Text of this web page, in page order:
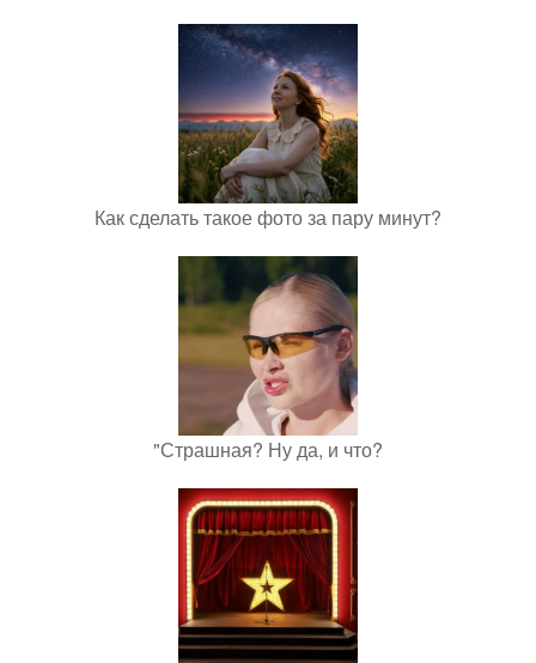
Как сделать такое фото за пару минут?
"Страшная? Ну да, и что?